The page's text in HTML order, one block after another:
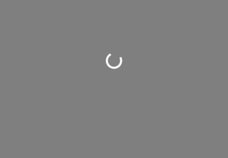
Loading...